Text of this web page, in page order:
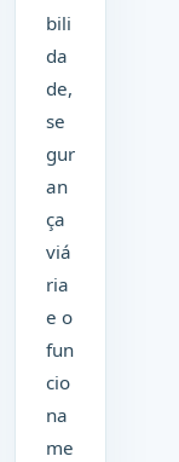
bili
da
de,
se
gur
an
ça
viá
ria
e o
fun
cio
na
me